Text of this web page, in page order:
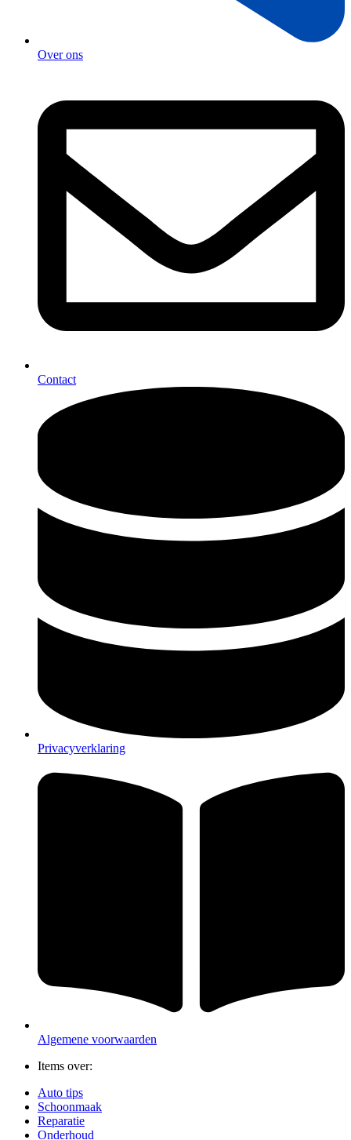
Over ons
Contact
Privacyverklaring
Algemene voorwaarden
Items over:
Auto tips
Schoonmaak
Reparatie
Onderhoud